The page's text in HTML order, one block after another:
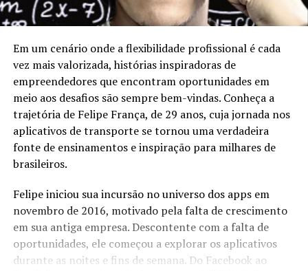
Em um cenário onde a flexibilidade profissional é cada
vez mais valorizada, histórias inspiradoras de
empreendedores que encontram oportunidades em
meio aos desafios são sempre bem-vindas. Conheça a
trajetória de Felipe França, de 29 anos, cuja jornada nos
aplicativos de transporte se tornou uma verdadeira
fonte de ensinamentos e inspiração para milhares de
brasileiros.
Felipe iniciou sua incursão no universo dos apps em
novembro de 2016, motivado pela falta de crescimento
em sua antiga empresa. Descontente com a falta de
oportunidades, ele começou a explorar os aplicativos
durante as noites e fins de semana. Do Facebook ao